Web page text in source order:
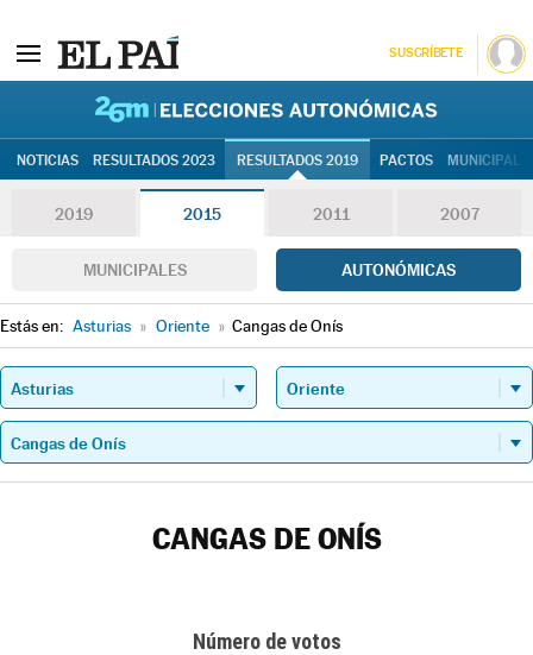
SUSCRÍBETE
NOTICIAS RESULTADOS 2023 RESULTADOS 2019 PACTOS
2019 2015 2011 2007
MUNICIPALES AUTONÓMICAS
Estás en: Asturias » Oriente » Cangas de Onís
CANGAS DE ONÍS
Número de votos